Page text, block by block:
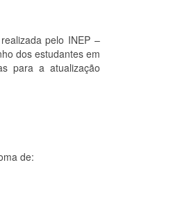
pelo INEP –
dos estudantes em
para a atualização
de: